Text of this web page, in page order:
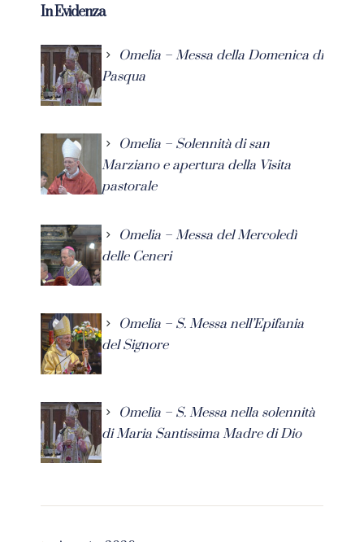
In Evidenza
Omelia – Messa della Domenica di
Pasqua
Omelia – Solennità di san
Marziano e apertura della Visita
pastorale
Omelia – Messa del Mercoledì
delle Ceneri
Omelia – S. Messa nell’Epifania
del Signore
Omelia – S. Messa nella solennità
di Maria Santissima Madre di Dio